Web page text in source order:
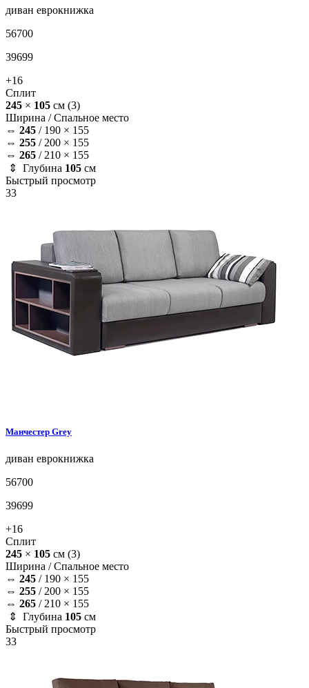
диван еврокнижка
56700
39699
+16
Сплит
245 × 105 см (3)
Ширина /Спальное место
⇔ 245 / 190 × 155
⇔ 255 / 200 × 155
⇔ 265 / 210 × 155
⇕ Глубина 105 см
Быстрый просмотр
33
Манчестер Grey
диван еврокнижка
56700
39699
+16
Сплит
245 × 105 см (3)
Ширина /Спальное место
⇔ 245 / 190 × 155
⇔ 255 / 200 × 155
⇔ 265 / 210 × 155
⇕ Глубина 105 см
Быстрый просмотр
33